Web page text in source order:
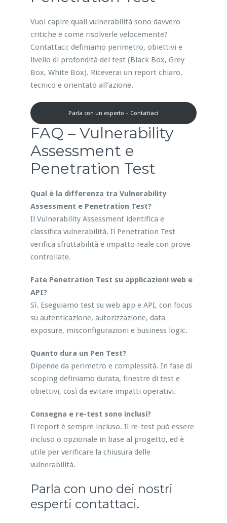
Vuoi capire quali vulnerabilità sono davvero
critiche e come risolverle velocemente?
Contattaci: definiamo perimetro, obiettivi e
livello di profondità del test (Black Box, Grey
Box, White Box). Riceverai un report chiaro,
tecnico e orientato all’azione.
Parla con un esperto – Contattaci
FAQ – Vulnerability
Assessment e
Penetration Test
Qual è la differenza tra Vulnerability
Assessment e Penetration Test?
Il Vulnerability Assessment identifica e
classifica vulnerabilità. Il Penetration Test
verifica sfruttabilità e impatto reale con prove
controllate.
Fate Penetration Test su applicazioni web e
API?
Sì. Eseguiamo test su web app e API, con focus
su autenticazione, autorizzazione, data
exposure, misconfigurazioni e business logic.
Quanto dura un Pen Test?
Dipende da perimetro e complessità. In fase di
scoping definiamo durata, finestre di test e
obiettivi, così da evitare impatti operativi.
Consegna e re-test sono inclusi?
Il report è sempre incluso. Il re-test può essere
incluso o opzionale in base al progetto, ed è
utile per verificare la chiusura delle
vulnerabilità.
Parla con uno dei nostri
esperti contattaci.